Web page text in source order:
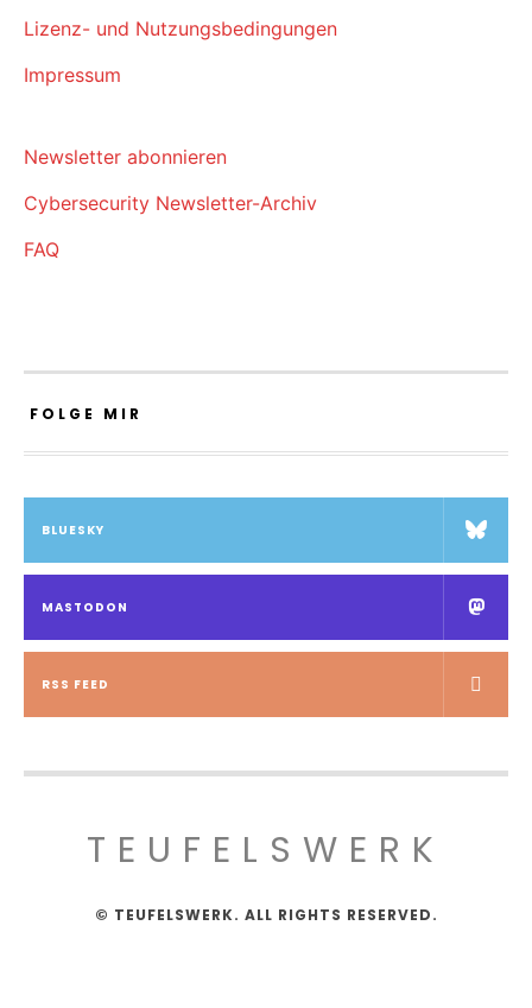
Lizenz- und Nutzungsbedingungen
Impressum
Newsletter abonnieren
Cybersecurity Newsletter-Archiv
FAQ
FOLGE MIR
BLUESKY
MASTODON
RSS FEED
TEUFELSWERK
© TEUFELSWERK. ALL RIGHTS RESERVED.